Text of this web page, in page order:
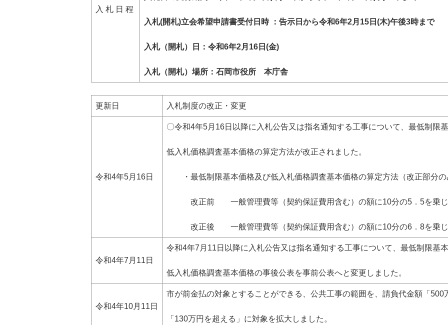
入 札 日 程
入札(開札)立会希望申請書受付日時 ：告示日から令和6年2月15日(木)午後3時まで
入札（開札）日：令和6年2月16日(金)
入札（開札）場所：石岡市役所 本庁舎
更新日 入札制度の改正・変更
令和4年5月16日
〇令和4年5月16日以降に入札公告又は指名通知する工事について、最低制限
低入札価格調査基本価格の算定方法が改正されました。
・最低制限基本価格及び低入札価格調査基本価格の算定方法（改正部分の
改正前 一般管理費等（契約保証費用含む）の額に10分の5．5を乗じ
改正後 一般管理費等（契約保証費用含む）の額に10分の6．8を乗じ
令和4年7月11日
令和4年7月11日以降に入札公告又は指名通知する工事について、最低制限基
低入札価格調査基本価格の事後公表を事前公表へと変更しました。
令和4年10月11日
市が前金払の対象とすることができる、公共工事の範囲を、請負代金額「500
「130万円を超える」に対象を拡大しました。